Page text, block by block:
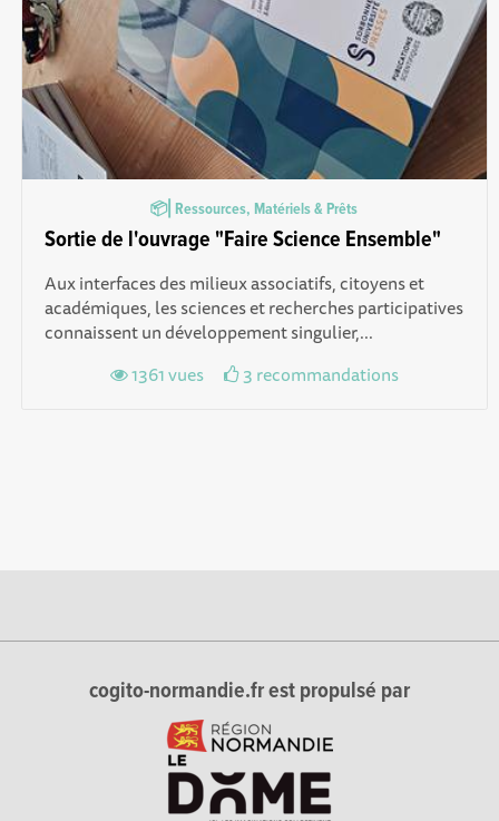
📦⎜Ressources, Matériels & Prêts
Sortie de l'ouvrage "Faire Science Ensemble"
Aux interfaces des milieux associatifs, citoyens et
académiques, les sciences et recherches participatives
connaissent un développement singulier,...
1361 vues
3 recommandations
cogito-normandie.fr est propulsé par